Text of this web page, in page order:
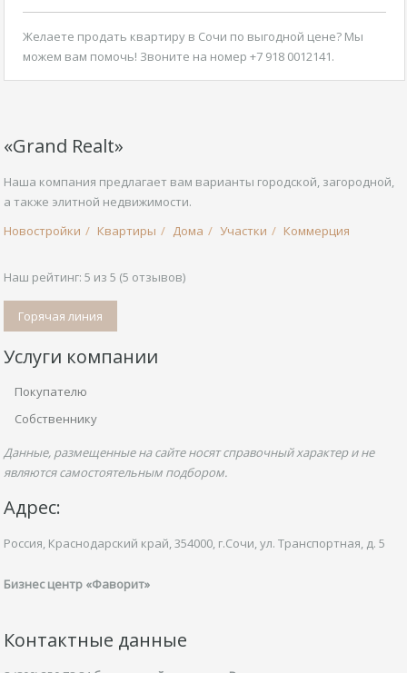
Желаете продать квартиру в Сочи по выгодной цене? Мы
можем вам помочь! Звоните на номер +7 918 0012141.
«Grand Realt»
Наша компания предлагает вам варианты городской, загородной,
а также элитной недвижимости.
Новостройки
Квартиры Дома Участки Коммерция
Наш рейтинг: 5 из 5 (5 отзывов)
Горячая линия
Услуги компании
Покупателю
Собственнику
Данные, размещенные на сайте носят справочный характер и не
являются самостоятельным подбором.
Адрес:
Россия, Краснодарский край,354000, г.Сочи, ул. Транспортная, д. 5
Бизнес центр «Фаворит»
Контактные данные